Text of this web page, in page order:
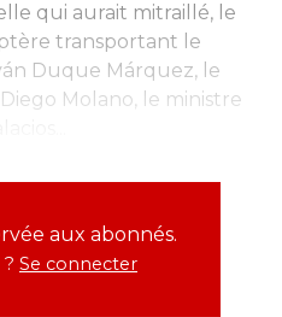
qui aurait mitraillé, le
transportant le
Duque Márquez, le
Molano, le ministre
aux abonnés.
Se connecter